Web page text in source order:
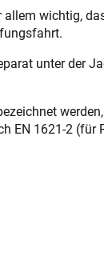
wichtig,
unter der
EN 1621-2 (für